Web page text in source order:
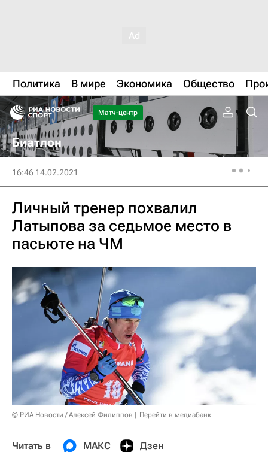
Политика В мире Экономика Общество
Матч-центр
Биатлон
16:46 14.02.2021
Личный тренер похвалил
Латыпова за седьмое место в
пасьюте на ЧМ
© РИА Новости / Алексей Филиппов Перейти в медиабанк
Читать в МАКС Дзен